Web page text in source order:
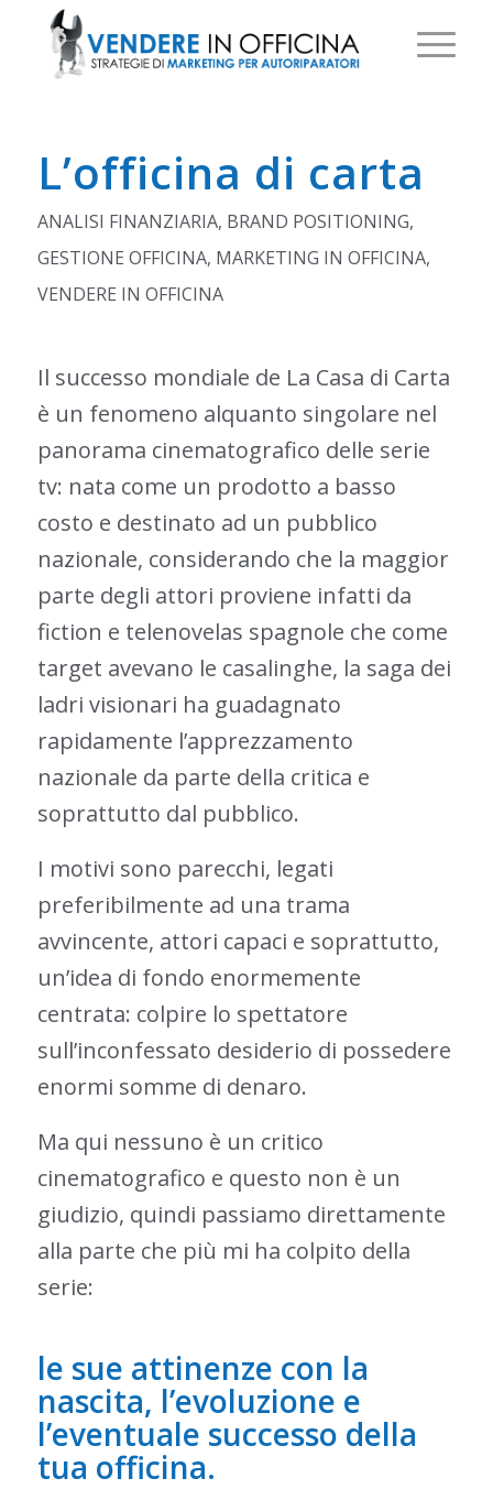
L’officina di carta
ANALISI FINANZIARIA, BRAND POSITIONING,
GESTIONE OFFICINA, MARKETING IN OFFICINA,
VENDERE IN OFFICINA
Il successo mondiale de La Casa di Carta
è un fenomeno alquanto singolare nel
panorama cinematografico delle serie
tv: nata come un prodotto a basso
costo e destinato ad un pubblico
nazionale, considerando che la maggior
parte degli attori proviene infatti da
fiction e telenovelas spagnole che come
target avevano le casalinghe, la saga dei
ladri visionari ha guadagnato
rapidamente l’apprezzamento
nazionale da parte della critica e
soprattutto dal pubblico.
I motivi sono parecchi, legati
preferibilmente ad una trama
avvincente, attori capaci e soprattutto,
un’idea di fondo enormemente
centrata: colpire lo spettatore
sull’inconfessato desiderio di possedere
enormi somme di denaro.
Ma qui nessuno è un critico
cinematografico e questo non è un
giudizio, quindi passiamo direttamente
alla parte che più mi ha colpito della
serie:
le sue attinenze con la
nascita, l’evoluzione e
l’eventuale successo della
tua officina.